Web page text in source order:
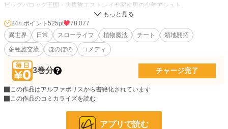
ビッグバロッグ王国・大貴族エストレイヤ家次男の少年アシュト。
魔法適正『植物』という微妙でハズレな魔法属性で将軍一家に相応しくないとさ
れ、両親から見放されてしまう。
そして、優秀な将軍の兄、将来を期待された魔法師の妹と比較され、将来を誓い
合った幼馴染は兄の婚約者になってしまい……アシュトはもう家にいることがで
きず、十八歳で未開の大地オーベルシュタインの領主になる。
一人、森で暮らそうとするアシュトの元に、希少な種族たちが次々と集まり、や
がて大きな村となり……ハズレ属性と思われた『植物』魔法は、未開の地での生
活には欠かせない魔法だった！
これは、植物魔法師アシュトが、未開の地オーベルシュタインで仲間たちと共に
過ごすスローライフ物語。
2,780 位 / 228,971 件
24h.ポイント 525pt
78,077
異世界
日常 スローライフ 植物魔法 チート
領地開拓
多種族交流
ほのぼの コメディ
3巻分 チャージ完了
この作品はアルファポリスから書籍化されています
この作品のコミカライズを読む
アプリで読む